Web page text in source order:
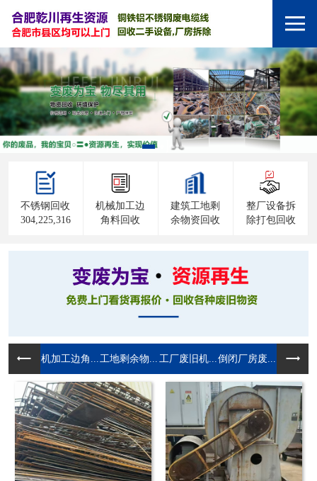
不锈钢回收
304,225,316
机械加工边
角料回收
建筑工地剩
余物资回收
整厂设备拆
除打包回收
机加工边角... 工地剩余物... 工厂废旧机... 倒闭厂房废...